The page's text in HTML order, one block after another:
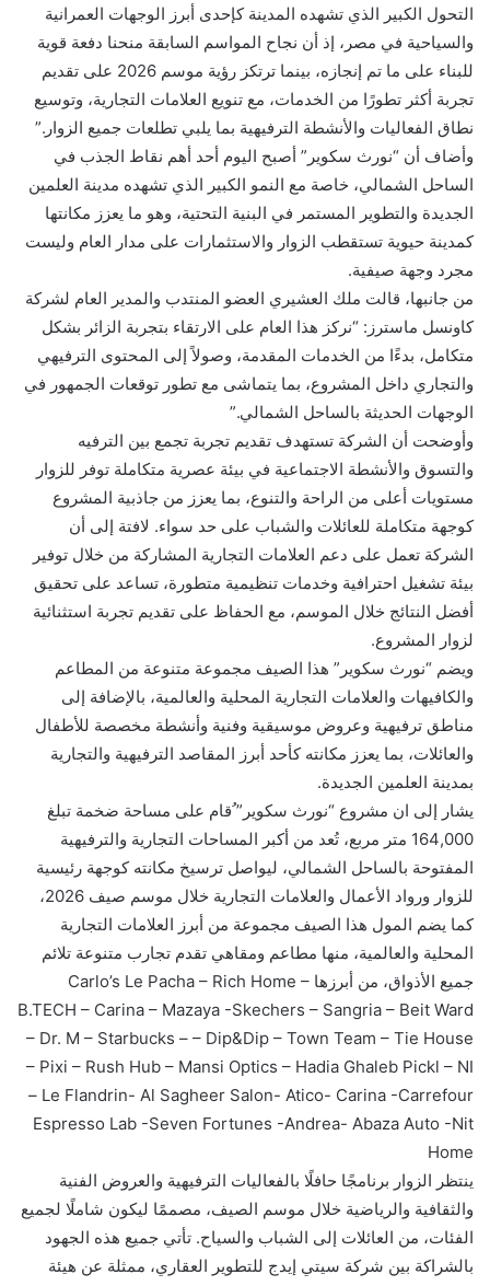
التحول الكبير الذي تشهده المدينة كإحدى أبرز الوجهات العمرانية
والسياحية في مصر، إذ أن نجاح المواسم السابقة منحنا دفعة قوية
للبناء على ما تم إنجازه، بينما ترتكز رؤية موسم 2026 على تقديم
تجربة أكثر تطورًا من الخدمات، مع تنويع العلامات التجارية، وتوسيع
نطاق الفعاليات والأنشطة الترفيهية بما يلبي تطلعات جميع الزوار.”
وأضاف أن “نورث سكوير” أصبح اليوم أحد أهم نقاط الجذب في
الساحل الشمالي، خاصة مع النمو الكبير الذي تشهده مدينة العلمين
الجديدة والتطوير المستمر في البنية التحتية، وهو ما يعزز مكانتها
كمدينة حيوية تستقطب الزوار والاستثمارات على مدار العام وليست
مجرد وجهة صيفية.
من جانبها، قالت ملك العشيري العضو المنتدب والمدير العام لشركة
كاونسل ماسترز: “نركز هذا العام على الارتقاء بتجربة الزائر بشكل
متكامل، بدءًا من الخدمات المقدمة، وصولاً إلى المحتوى الترفيهي
والتجاري داخل المشروع، بما يتماشى مع تطور توقعات الجمهور في
الوجهات الحديثة بالساحل الشمالي.”
وأوضحت أن الشركة تستهدف تقديم تجربة تجمع بين الترفيه
والتسوق والأنشطة الاجتماعية في بيئة عصرية متكاملة توفر للزوار
مستويات أعلى من الراحة والتنوع، بما يعزز من جاذبية المشروع
كوجهة متكاملة للعائلات والشباب على حد سواء. لافتة إلى أن
الشركة تعمل على دعم العلامات التجارية المشاركة من خلال توفير
بيئة تشغيل احترافية وخدمات تنظيمية متطورة، تساعد على تحقيق
أفضل النتائج خلال الموسم، مع الحفاظ على تقديم تجربة استثنائية
لزوار المشروع.
ويضم “نورث سكوير” هذا الصيف مجموعة متنوعة من المطاعم
والكافيهات والعلامات التجارية المحلية والعالمية، بالإضافة إلى
مناطق ترفيهية وعروض موسيقية وفنية وأنشطة مخصصة للأطفال
والعائلات، بما يعزز مكانته كأحد أبرز المقاصد الترفيهية والتجارية
بمدينة العلمين الجديدة.
يشار إلى ان مشروع “نورث سكوير” ُقام على مساحة ضخمة تبلغ
164,000 متر مربع، تُعد من أكبر المساحات التجارية والترفيهية
المفتوحة بالساحل الشمالي، ليواصل ترسيخ مكانته كوجهة رئيسية
للزوار ورواد الأعمال والعلامات التجارية خلال موسم صيف 2026،
كما يضم المول هذا الصيف مجموعة من أبرز العلامات التجارية
المحلية والعالمية، منها مطاعم ومقاهي تقدم تجارب متنوعة تلائم
جميع الأذواق، من أبرزها Carlo’s Le Pacha – Rich Home –
B.TECH – Carina – Mazaya -Skechers – Sangria – Beit Ward
– Dr. M – Starbucks – – Dip&Dip – Town Team – Tie House
– Pixi – Rush Hub – Mansi Optics – Hadia Ghaleb Pickl – NI
– Le Flandrin- Al Sagheer Salon- Atico- Carina -Carrefour
Espresso Lab -Seven Fortunes -Andrea- Abaza Auto -Nit
Home
ينتظر الزوار برنامجًا حافلًا بالفعاليات الترفيهية والعروض الفنية
والثقافية والرياضية خلال موسم الصيف، مصممًا ليكون شاملًا لجميع
الفئات، من العائلات إلى الشباب والسياح. تأتي جميع هذه الجهود
بالشراكة بين شركة سيتي إيدج للتطوير العقاري، ممثلة عن هيئة